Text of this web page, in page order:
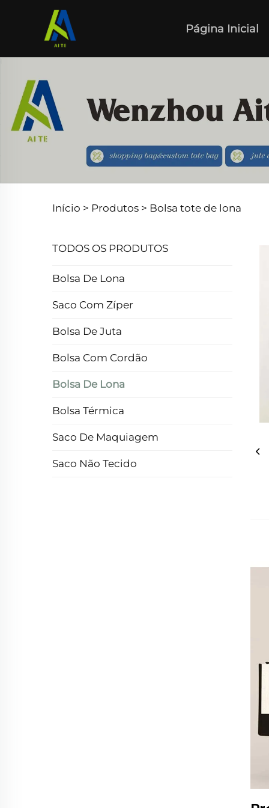
Página Inicial
Início > Produtos > Bolsa tote de lona
TODOS OS PRODUTOS
Bolsa De Lona
Saco Com Zíper
Bolsa De Juta
Bolsa Com Cordão
Bolsa De Lona
Bolsa Térmica
Saco De Maquiagem
Saco Não Tecido